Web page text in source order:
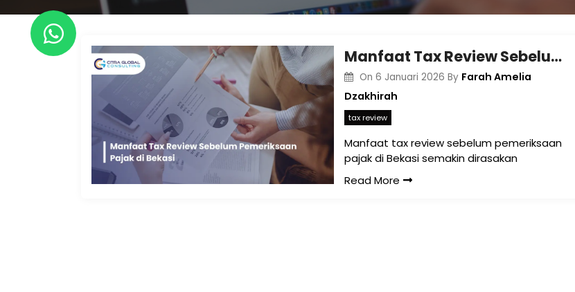
Manfaat Tax Review Sebelum Pemeriksaan Pajak di Bekasi
On 6 Januari 2026 By Farah Amelia
Dzakhirah
tax review
Manfaat tax review sebelum pemeriksaan
pajak di Bekasi semakin dirasakan
Read More